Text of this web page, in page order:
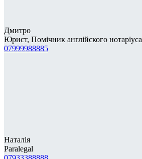
Дмитро
Юрист, Помічник англійского нотаріуса
07999988885
Наталія
Paralegal